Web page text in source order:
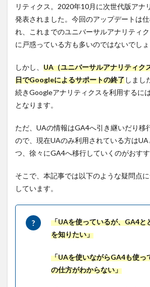
リティクス。2020年10月に次世代版アナ
発表されました。今回のアップデートは
れ、これまでのユニバーサルアナリティ
に戸惑っている方も多いのではないでしょ
しかし、 UA（ユニバーサルアナリティク
日でGoogleによるサポートの終了しまし
続きGoogleアナリティクスを利用するに
となります。
ただ、UAの情報はGA4へ引き継いだり移
ので、現在UAのみ利用されている方は
つ、徐々にGA4へ移行していくのがおすす
そこで、本記事では以下のような疑問点
しています。
「UAを使っているが、GA4と
を知りたい」
「UAを使いながらGA4も使っ
の仕方がわからない」